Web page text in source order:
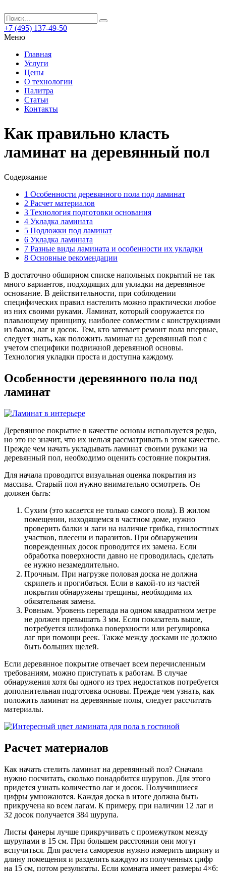
+7 (495) 137-49-50
Меню
Главная
Услуги
Цены
О технологии
Палитра
Статьи
Контакты
Как правильно класть
ламинат на деревянный пол
Содержание
1 Особенности деревянного пола под ламинат
2 Расчет материалов
3 Технология подготовки основания
4 Укладка ламината
5 Подложки под ламинат
6 Укладка ламината
7 Разные виды ламината и особенности их укладки
8 Основные рекомендации
В достаточно обширном списке напольных покрытий не так
много вариантов, подходящих для укладки на деревянное
основание. В действительности, при соблюдении
специфических правил настелить можно практически любое
из них своими руками. Ламинат, который сооружается по
плавающему принципу, наиболее совместим с конструкциями
из балок, лаг и досок. Тем, кто затевает ремонт пола впервые,
следует знать, как положить ламинат на деревянный пол с
учетом специфики подвижной деревянной основы.
Технология укладки проста и доступна каждому.
Особенности деревянного пола под
ламинат
Деревянное покрытие в качестве основы используется редко,
но это не значит, что их нельзя рассматривать в этом качестве.
Прежде чем начать укладывать ламинат своими руками на
деревянный пол, необходимо оценить состояние покрытия.
Для начала проводится визуальная оценка покрытия из
массива. Старый пол нужно внимательно осмотреть. Он
должен быть:
Сухим (это касается не только самого пола). В жилом
помещении, находящемся в частном доме, нужно
проверить балки и лаги на наличие грибка, гнилостных
участков, плесени и паразитов. При обнаружении
поврежденных досок проводится их замена. Если
обработка поверхности давно не проводилась, сделать
ее нужно незамедлительно.
Прочным. При нагрузке половая доска не должна
скрипеть и прогибаться. Если в какой-то из частей
покрытия обнаружены трещины, необходима их
обязательная замена.
Ровным. Уровень перепада на одном квадратном метре
не должен превышать 3 мм. Если показатель выше,
потребуется шлифовка поверхности или регулировка
лаг при помощи реек. Также между досками не должно
быть больших щелей.
Если деревянное покрытие отвечает всем перечисленным
требованиям, можно приступать к работам. В случае
обнаружения хотя бы одного из трех недостатков потребуется
дополнительная подготовка основы. Прежде чем узнать, как
положить ламинат на деревянные полы, следует рассчитать
материалы.
Расчет материалов
Как начать стелить ламинат на деревянный пол? Сначала
нужно посчитать, сколько понадобится шурупов. Для этого
придется узнать количество лаг и досок. Получившиеся
цифры умножаются. Каждая доска в итоге должна быть
прикручена ко всем лагам. К примеру, при наличии 12 лаг и
32 досок получается 384 шурупа.
Листы фанеры лучше прикручивать с промежутком между
шурупами в 15 см. При большем расстоянии они могут
вспучиться. Для расчета саморезов нужно измерить ширину и
длину помещения и разделить каждую из полученных цифр
на 15 см, потом результаты. Если комната имеет размеры 4×6: